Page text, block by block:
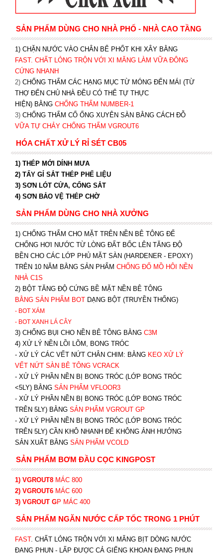
SẢN PHẨM DÙNG CHO NHÀ PHỐ - NHÀ CAO TẦNG
1) CHẶN NƯỚC VÀO CHÂN BỂ PHỐT KHI XÂY BẰNG
FAST. CHẤT LỎNG TRỘN VỚI XI MĂNG LÀM VỮA ĐÔNG
CỨNG NHANH
2) CHỐNG THẤM CÁC HẠNG MỤC TỪ MÓNG ĐẾN MÁI (TỪ
THỢ ĐẾN CHỦ NHÀ ĐỀU CÓ THỂ TỰ THỰC
HIỆN) BẰNG CHỐNG THẤM NUMBER-1
3) CHỐNG THẤM CỔ ỐNG XUYÊN SÀN BẰNG CÁCH ĐỖ
VỮA TỰ CHẢY CHỐNG THẤM VGROUT6
HÓA CHẤT XỬ LÝ RỈ SÉT CB05
1) THÉP MỚI DÍNH MƯA
2) TẨY GỈ SẮT THÉP PHẾ LIỆU
3) SƠN LÓT CỬA, CỔNG SẮT
4) SƠN BẢO VỆ THÉP CHỜ
SẢN PHẨM DÙNG CHO NHÀ XƯỞNG
1) CHỐNG THẤM CHO MẶT TRÊN NỀN BÊ TÔNG ĐỂ
CHỐNG HƠI NƯỚC TỪ LÒNG ĐẤT BỐC LÊN TĂNG ĐỘ
BỀN CHO CÁC LỚP PHỦ MẶT SÀN (HARDENER - EPOXY)
TRÊN 10 NĂM BẰNG SẢN PHẨM CHỐNG ĐỔ MỒ HÔI NỀN
NHÀ C1S
2) BỘT TĂNG ĐỘ CỨNG BỀ MẶT NỀN BÊ TÔNG
BẰNG SẢN PHẨM BOTDẠNG BỘT (TRUYỀN THỐNG)
- BOT XÁM
- BOT XANH LÁ CÂY
3) CHỐNG BỤI CHO NỀN BÊ TÔNG BẰNG C3M
4) XỬ LÝ NỀN LỒI LÕM, BONG TRÓC
- XỬ LÝ CÁC VẾT NỨT CHÂN CHIM: BẰNG KEO XỬ LÝ
VẾT NỨT SÀN BÊ TÔNG VCRACK
- XỬ LÝ PHẦN NỀN BỊ BONG TRÓC (LỚP BONG TRÓC
<5LY) BẰNG SẢN PHẨM VFLOOR3
- XỬ LÝ PHẦN NỀN BỊ BONG TRÓC (LỚP BONG TRÓC
TRÊN 5LY) BẰNG SẢN PHẨM VGROUT GP
- XỬ LÝ PHẦN NỀN BỊ BONG TRÓC (LỚP BONG TRÓC
TRÊN 5LY) CẦN KHÔ NHANH ĐỂ KHÔNG ẢNH HƯỞNG
SẢN XUẤT BẰNG SẢN PHẨM VCOLD
SẢN PHẨM BƠM ĐẦU CỌC KINGPOST
1) VGROUT8 MÁC 800
2) VGROUT6MÁC 600
3) VGROUT GP MÁC 400
SẢN PHẨM NGĂN NƯỚC CẤP TỐC TRONG 1 PHÚT
FAST. CHẤT LỎNG TRỘN VỚI XI MĂNG BỊT DÒNG NƯỚC
ĐANG PHUN - LẤP ĐƯỢC CẢ GIẾNG KHOAN ĐANG PHUN